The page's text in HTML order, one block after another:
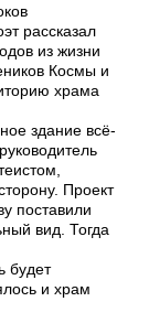
рассказал
из жизни
Космы и
храма
здание всё-
Проект
поставили
вид. Тогда
будет
и храм